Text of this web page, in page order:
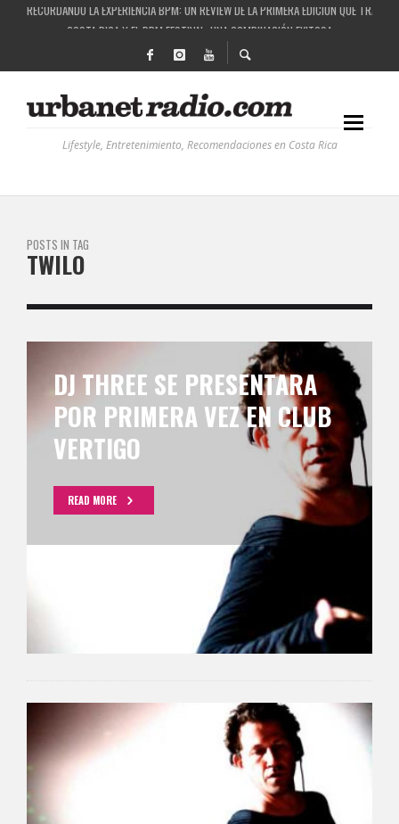
COSTA RICA Y EL BPM FESTIVAL: UNA COMBINACIÓN EXITOSA
RUTAS NATURBANAS: EL PROYECTO QUE ESTÁ TRANSFORMANDO LA CALIDAD DE
LA HISTORIA DETRÁS DE LA MÚSICA ELECTRÓNICA: BBC RADIOPHONIC WORKSHOP
Lifestyle, Entretenimiento, Recomendaciones en Costa Rica
POSTS IN TAG
TWILO
DJ THREE SE PRESENTARA
POR PRIMERA VEZ EN CLUB
VERTIGO
READ MORE